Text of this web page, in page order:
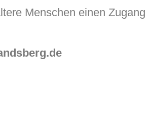
Menschen einen